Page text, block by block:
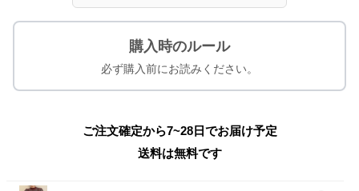
購入時のルール
必ず購入前にお読みください。
ご注文確定から7~28日でお届け予定
送料は無料です